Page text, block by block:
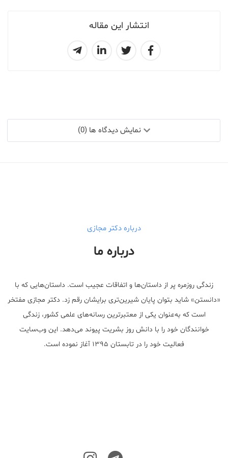
انتشار این مقاله
نمایش دیدگاه ها (0)
درباره دکتر مجازی
درباره ما
زندگی روزمره پر از داستان‌ها و اتفاقات عجیب است. داستان‌هایی که با
«دانستن» شاید بتوان پایان شیرین‌تری برایشان رقم زد. دکتر مجازی مفتخر
است که به‌عنوان یکی از معتبر‌ترین رسانه‌های علمی کشور، زندگی
خوانندگان خود را با دانش روز بشریت پیوند می‌دهد. این وب‌سایت
فعالیت خود را در تابستان ۱۳۹۵ آغاز نموده است.